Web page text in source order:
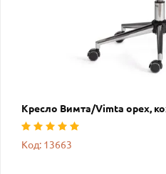
Кресло Вимта/Vimta орех,
Код: 13663